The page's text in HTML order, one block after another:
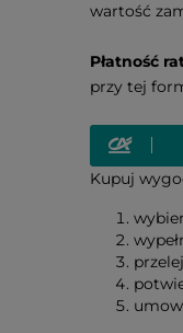
wartość
Płatność
przy tej
Kupuj